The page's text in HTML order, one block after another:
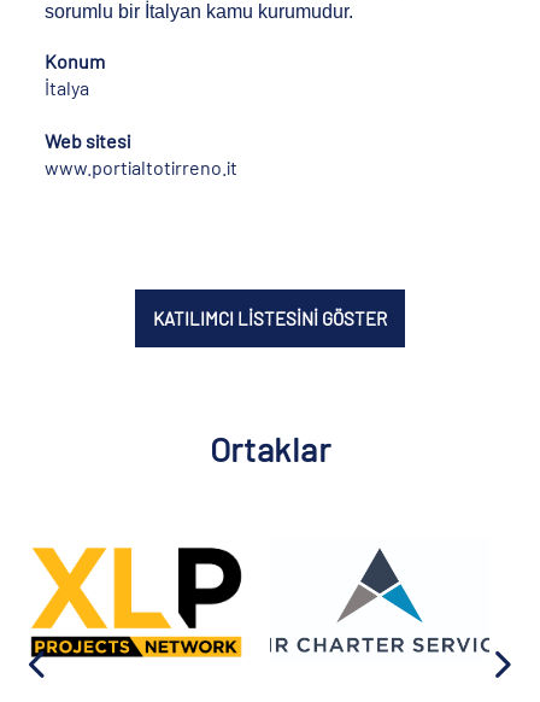
sorumlu bir İtalyan kamu kurumudur.
Konum
İtalya
Web sitesi
www.portialtotirreno.it
KATILIMCI LİSTESİNİ GÖSTER
Ortaklar